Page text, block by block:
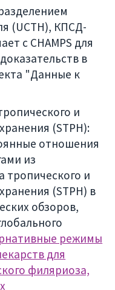
(UCTH), КПСД-
с CHAMPS для
в
"Данные к
и
(STPH):
отношения
из
тропического и
(STPH) в
обзоров,
режимы
для
филяриоза,